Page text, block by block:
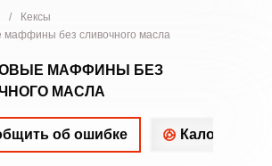
/
Кексы
маффины без сливочного масла
МАФФИНЫ БЕЗ
МАСЛА
об ошибке